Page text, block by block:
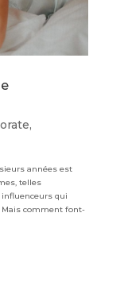
,
années est
telles
influenceurs qui
Mais comment font-